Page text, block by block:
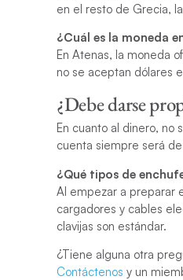
en el resto de Grecia,
¿Cuál es la moneda
En Atenas, la moneda
no se aceptan dólares
¿Debe darse
En cuanto al dinero, no
cuenta siempre será
¿Qué tipos de
Al empezar a preparar
cargadores y cables
clavijas son estándar.
¿Tiene alguna otra
Contáctenos y un